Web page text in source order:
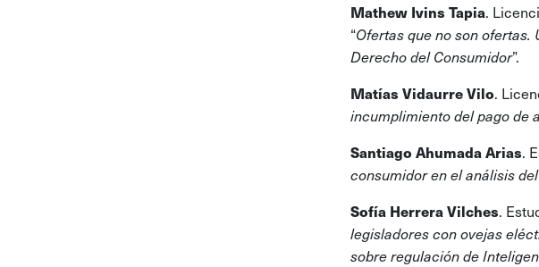
Mathew Ivins Tapia.
“Ofertas que no son ofertas.
Derecho del Consumidor”.
Matías Vidaurre Vilo.
incumplimiento del pago de
Santiago Ahumada Arias.
consumidor en el análisis
Sofía Herrera Vilches.
legisladores con ovejas
sobre regulación de